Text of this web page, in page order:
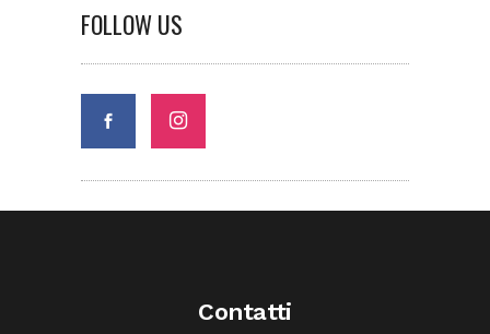
FOLLOW US
Contatti